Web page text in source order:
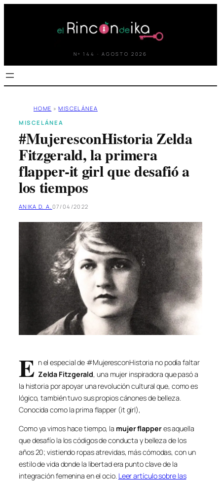
Nº 144 · AGOSTO 2026
HOME » MISCELÁNEA
MISCELÁNEA
#MujeresconHistoria Zelda
Fitzgerald, la primera
flapper-it girl que desafió a
los tiempos
ANIKA D. A. 07/04/2022
E n el especial de #MujeresconHistoria no podía faltar
Zelda Fitzgerald, una mujer inspiradora que pasó a
la historia por apoyar una revolución cultural que, como es
lógico, también tuvo sus propios cánones de belleza.
Conocida como la prima flapper (it girl),
Como ya vimos hace tiempo, la mujer flapperes aquella
que desafío la los códigos de conducta y belleza de los
años 20; vistiendo ropas atrevidas, más cómodas, con un
estilo de vida donde la libertad era punto clave de la
integración femenina en el ocio. Leer artículo sobre las